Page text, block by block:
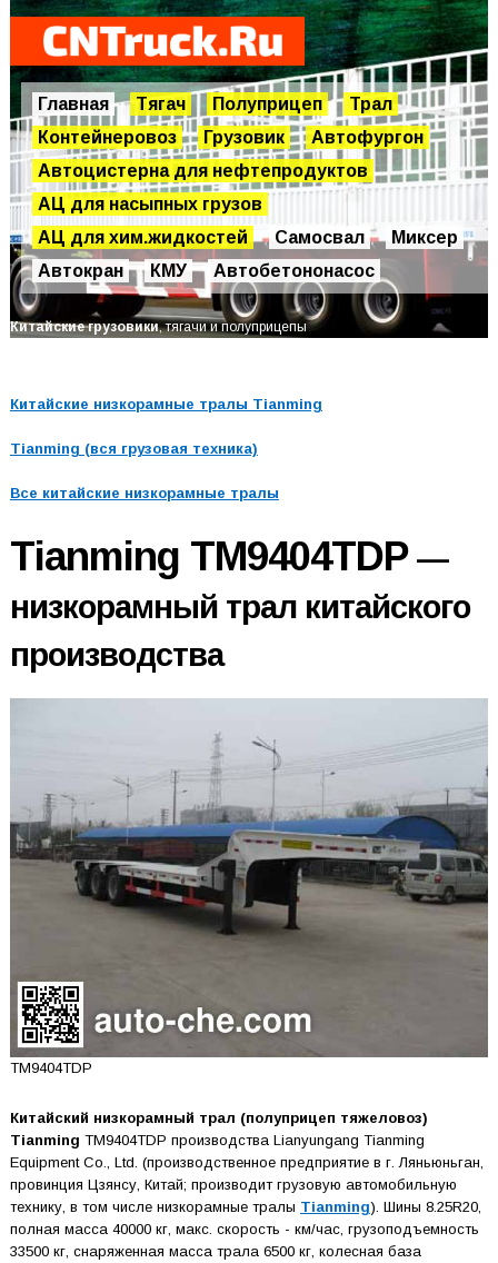
Главная Тягач Полуприцеп
Трал
Контейнеровоз
Грузовик
Автофургон
Автоцистерна для нефтепродуктов
АЦ для насыпных грузов
АЦ для хим.жидкостей
Самосвал
Миксер
Автокран
КМУ Автобетононасос
Китайские грузовики, тягачи и полуприцепы
Китайские низкорамные тралы Tianming
Tianming (вся грузовая техника)
Все китайские низкорамные тралы
Tianming TM9404TDP —
низкорамный трал китайского
производства
TM9404TDP
Китайский низкорамный трал (полуприцеп тяжеловоз)
Tianming TM9404TDP производства Lianyungang Tianming
Equipment Co., Ltd. (производственное предприятие в г. Ляньюньган,
провинция Цзянсу, Китай; производит грузовую автомобильную
технику, в том числе низкорамные тралы Tianming). Шины 8.25R20,
полная масса 40000 кг, макс. скорость - км/час, грузоподъемность
33500 кг, снаряженная масса трала 6500 кг, колесная база